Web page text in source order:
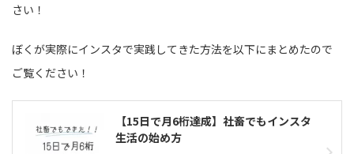
さい！
ぼくが実際にインスタで実践してきた方法を以下にまとめたので
ご覧ください！
【15日で月6桁達成】社畜でもインスタ
生活の始め方